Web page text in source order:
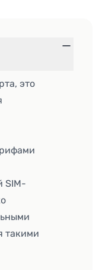
это
SIM-
такими